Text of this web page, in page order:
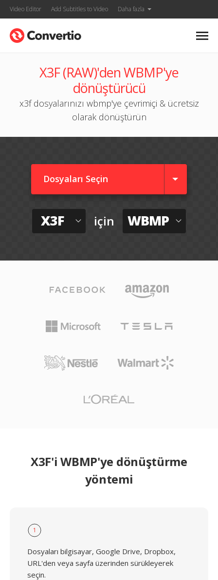
Video Editor Add Subtitles to Video Daha fazla
X3F (RAW)'den WBMP'ye
dönüştürücü
x3f dosyalarınızı wbmp'ye çevrimiçi & ücretsiz
olarak dönüştürün
Dosyaları Seçin
X3F için WBMP
X3F'i WBMP'ye dönüştürme
yöntemi
1
Dosyaları bilgisayar, Google Drive, Dropbox,
URL'den veya sayfa üzerinden sürükleyerek
seçin.